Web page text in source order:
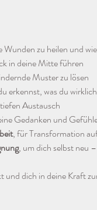
Wunden zu heilen und
in deine Mitte führen
Muster zu lösen
erkennst, was du
Austausch
Gedanken und
, für Transformation
, um dich selbst neu
und dich in deine Kraft